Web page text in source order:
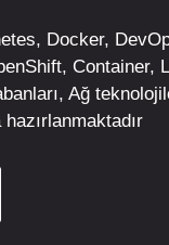
, Docker,
, Container,
Ağ